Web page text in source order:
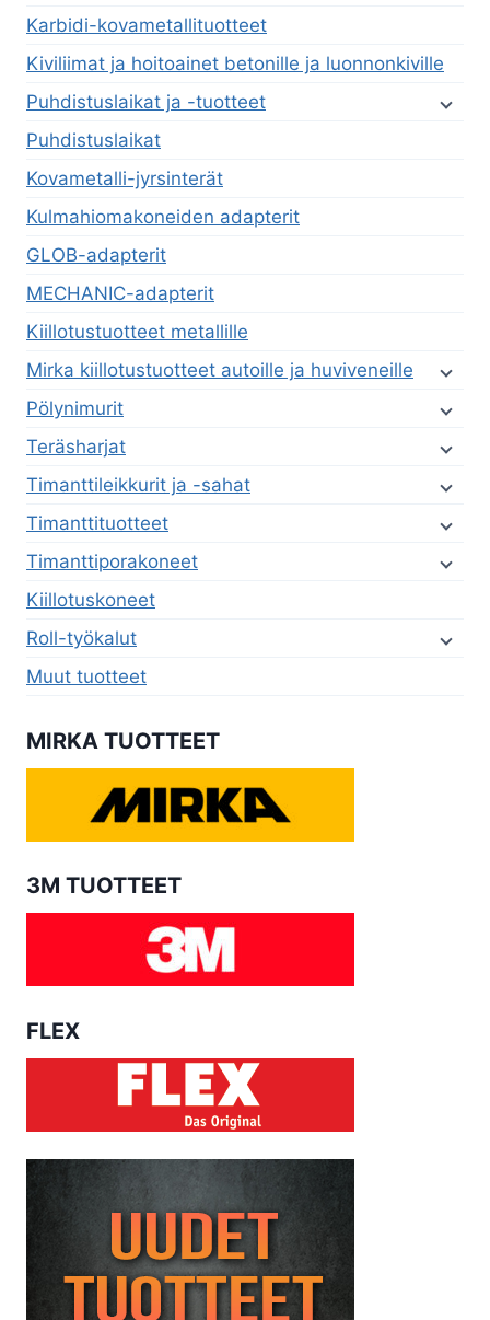
Karbidi-kovametallituotteet
Kiviliimat ja hoitoainet betonille ja luonnonkiville
Puhdistuslaikat ja -tuotteet
Puhdistuslaikat
Kovametalli-jyrsinterät
Kulmahiomakoneiden adapterit
GLOB-adapterit
MECHANIC-adapterit
Kiillotustuotteet metallille
Mirka kiillotustuotteet autoille ja huviveneille
Pölynimurit
Teräsharjat
Timanttileikkurit ja -sahat
Timanttituotteet
Timanttiporakoneet
Kiillotuskoneet
Roll-työkalut
Muut tuotteet
MIRKA TUOTTEET
3M TUOTTEET
FLEX